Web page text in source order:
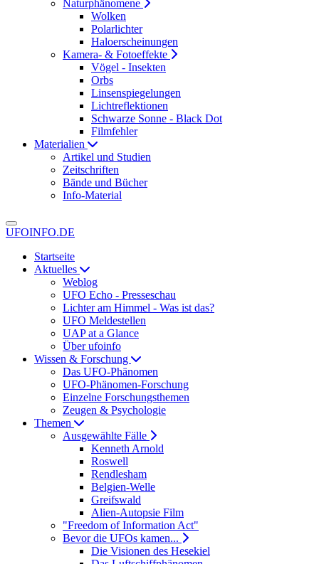
Naturphänomene
Wolken
Polarlichter
Haloerscheinungen
Kamera- & Fotoeffekte
Vögel - Insekten
Orbs
Linsenspiegelungen
Lichtreflektionen
Schwarze Sonne - Black Dot
Filmfehler
Materialien
Artikel und Studien
Zeitschriften
Bände und Bücher
Info-Material
UFOINFO.DE
Startseite
Aktuelles
Weblog
UFO Echo - Presseschau
Lichter am Himmel - Was ist das?
UFO Meldestellen
UAP at a Glance
Über ufoinfo
Wissen & Forschung
Das UFO-Phänomen
UFO-Phänomen-Forschung
Einzelne Forschungsthemen
Zeugen & Psychologie
Themen
Ausgewählte Fälle
Kenneth Arnold
Roswell
Rendlesham
Belgien-Welle
Greifswald
Alien-Autopsie Film
"Freedom of Information Act"
Bevor die UFOs kamen...
Die Visionen des Hesekiel